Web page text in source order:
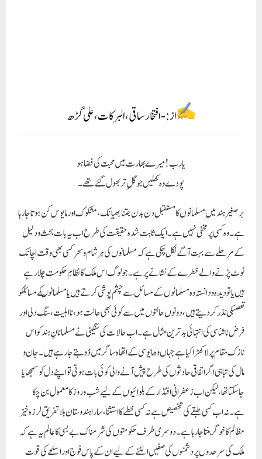
کے مرحلے سے بہت آگے نکل چکی ہے کہ مسلمانوں کی ہر شام و سحر کسی بھی وقت اچانک
ہیں یا تو دیدہ و دانستہ وہ مسلمانوں کے مسائل سے چشم پوشی کرتے ہیں یا مسلمانوںکے مسائلکو
تعصبکی نذرکر دیتےہیں، دونوں حالتوں میں سے کوئی بھی حالت ہو، نا اہلیت، سنگ دلی اور
فرض نا شناسی کی انتہائی بد ترین مثال ہے۔اب حالات کی سنگینی نے مسلمانانِ ہند کو اس
نازک مقام پر لا کھڑا کیا ہے جہاں وہ مایوسی کے اتھاہ ساگر میں ڈوبتے جا رہے ہیں۔ جان و
مال کی تباہی اگر اتفاقی حادثوں کی طرح پیش آنے والی کوئی بات ہوتی تو اپنے دل کو سمجھایا
جا سکتا تھا، لیکن اب زعفرانی اقتدار کے بلوائیوں کے لیے شب و روز کا معمول بن چکا
ہے۔ نہ اب کسی طبقے کی تخصیص ہے نہ کسی خطے کا استثنا، سارا ہندوستان بلا تفریق لرزہ خیز
مظالم کا خو گر بنتا جا رہا ہے۔ دوسری طرف حکومتوں کی شرمناک بے بسی کا عالم یہ ہے کہ
ملک کی سرحدوں پر دشمنوں کی صفیں الٹنے کے لیے ان کے پاس فوج اور اسلحے کی قوت
سب کچھ موجود ہے۔ لیکن آبادیوں کے اندر امن و سلامتی کے غارت گروں کا رخ
پھیرنے کے لیے ان کے پاس کچھ بھی نہیں ہے۔ اتنا ہی نہیں بلکہ اب عوام کی محافظ
پولیس خود بلوائیوں کے لیے دیوارِ پناہ بن جاتی ہے چہ جائے کہ وہ عوام کی حفاظت کرتی۔
چوروں سے نپٹا جا سکتا ہے، لیکن پاسبانوں سے نپٹنا بہت مشکل ہے۔ مسلمانوں پر بلوائی بھی
ظلم و زیادتی کرتے ہیں اور پولیس بھی اپنی سنگینیوں کا نشانہ بناتی ہے۔ ان حالات میں
مسلمانوں کے لیے سوا اس کے اور کوئی چارہ کار نہیں ہے کہ وہ اپنی تاریخ کی معنوی قوتوں
پر اعتماد کر کے انتہائی پامردی کے ساتھ حالات کا مقابلہ کریں۔ خود کے اندر ہمت و حوصلہ